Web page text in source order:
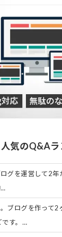
人気のQ&Aラ
グを運営して2
…
ブログを作って2
です。…